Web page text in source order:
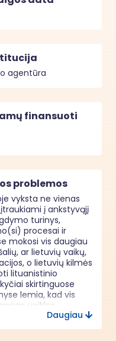
agentūra
finansuoti
problemos
vyksta ne vienas
į ankstyvąjį
turinys,
procesai ir
mokosi vis daugiau
ar lietuvių vaikų,
o lietuvių kilmės
lituanistinio
skirtinguose
lemia, kad vis
veiklos
sudėtingumas
už šį darbą
Daugiau